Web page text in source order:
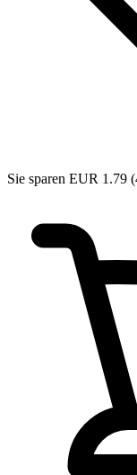
Sie sparen EUR 1.79